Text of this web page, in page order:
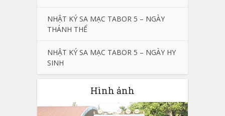
NHẬT KÝ SA MẠC TABOR 5 – NGÀY
THÁNH THỂ
NHẬT KÝ SA MẠC TABOR 5 – NGÀY HY
SINH
Hình ảnh